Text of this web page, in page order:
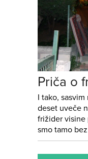
Priča o
I tako,
deset uveče
frižider visine
smo tamo